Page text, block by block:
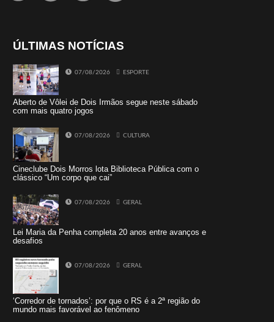
ÚLTIMAS NOTÍCIAS
07/08/2026 ESPORTE
Aberto de Vôlei de Dois Irmãos segue neste sábado
com mais quatro jogos
07/08/2026 CULTURA
Cineclube Dois Morros lota Biblioteca Pública com o
clássico “Um corpo que cai”
07/08/2026 GERAL
Lei Maria da Penha completa 20 anos entre avanços e
desafios
07/08/2026 GERAL
‘Corredor de tornados’: por que o RS é a 2ª região do
mundo mais favorável ao fenômeno